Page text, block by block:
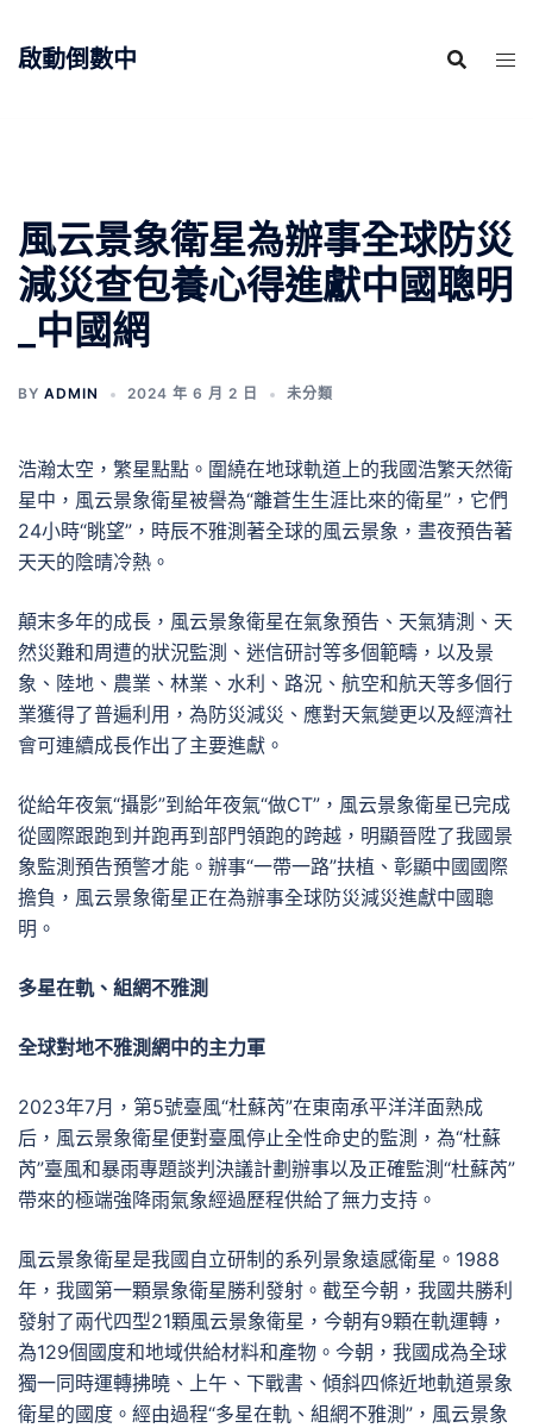
啟動倒數中
風云景象衛星為辦事全球防災
減災查包養心得進獻中國聰明
_中國網
BY ADMIN 2024 年 6 月 2 日 未分類
浩瀚太空，繁星點點。圍繞在地球軌道上的我國浩繁天然衛
星中，風云景象衛星被譽為“離蒼生生涯比來的衛星”，它們
24小時“眺望”，時辰不雅測著全球的風云景象，晝夜預告著
天天的陰晴冷熱。
顛末多年的成長，風云景象衛星在氣象預告、天氣猜測、天
然災難和周遭的狀況監測、迷信研討等多個範疇，以及景
象、陸地、農業、林業、水利、路況、航空和航天等多個行
業獲得了普遍利用，為防災減災、應對天氣變更以及經濟社
會可連續成長作出了主要進獻。
從給年夜氣“攝影”到給年夜氣“做CT”，風云景象衛星已完成
從國際跟跑到并跑再到部門領跑的跨越，明顯晉陞了我國景
象監測預告預警才能。辦事“一帶一路”扶植、彰顯中國國際
擔負，風云景象衛星正在為辦事全球防災減災進獻中國聰
明。
多星在軌、組網不雅測
全球對地不雅測網中的主力軍
2023年7月，第5號臺風“杜蘇芮”在東南承平洋洋面熟成
后，風云景象衛星便對臺風停止全性命史的監測，為“杜蘇
芮”臺風和暴雨專題談判決議計劃辦事以及正確監測“杜蘇芮”
帶來的極端強降雨氣象經過歷程供給了無力支持。
風云景象衛星是我國自立研制的系列景象遠感衛星。1988
年，我國第一顆景象衛星勝利發射。截至今朝，我國共勝利
發射了兩代四型21顆風云景象衛星，今朝有9顆在軌運轉，
為129個國度和地域供給材料和產物。今朝，我國成為全球
獨一同時運轉拂曉、上午、下戰書、傾斜四條近地軌道景象
衛星的國度。經由過程“多星在軌、組網不雅測”，風云景象